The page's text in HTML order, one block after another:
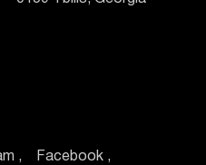
Facebook